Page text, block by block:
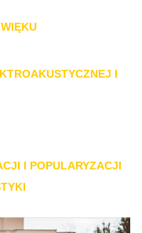
I
I POPULARYZACJI